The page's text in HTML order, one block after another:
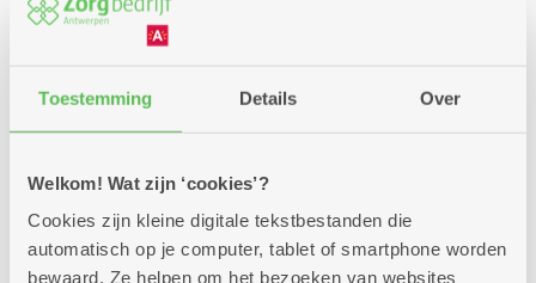
Toestemming Details Over
Welkom! Wat zijn ‘cookies’?
Cookies zijn kleine digitale tekstbestanden die
automatisch op je computer, tablet of smartphone worden
bewaard. Ze helpen om het bezoeken van websites
In welke postcode woon je?
Wat is je e-mailadres?
Wat is je telefoonnummer?*